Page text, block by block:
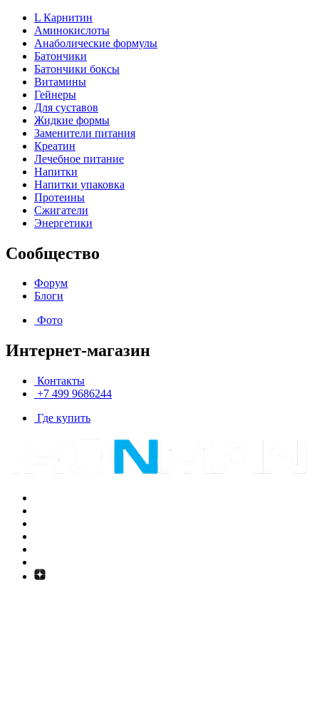
L Карнитин
Аминокислоты
Анаболические формулы
Батончики
Батончики боксы
Витамины
Гейнеры
Для суставов
Жидкие формы
Заменители питания
Креатин
Лечебное питание
Напитки
Напитки упаковка
Протеины
Сжигатели
Энергетики
Сообщество
Форум
Блоги
Фото
Интернет-магазин
Контакты
+7 499 9686244
Где купить